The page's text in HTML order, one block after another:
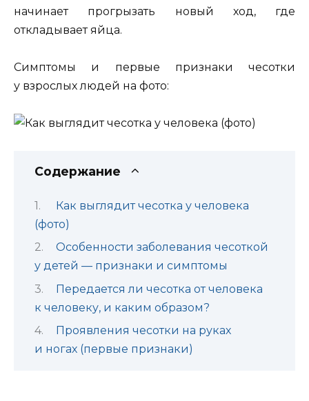
начинает прогрызать новый ход, где
откладывает яйца.
Симптомы и первые признаки чесотки
у взрослых людей на фото:
Содержание
Как выглядит чесотка у человека
(фото)
Особенности заболевания чесоткой
у детей — признаки и симптомы
Передается ли чесотка от человека
к человеку, и каким образом?
Проявления чесотки на руках
и ногах (первые признаки)